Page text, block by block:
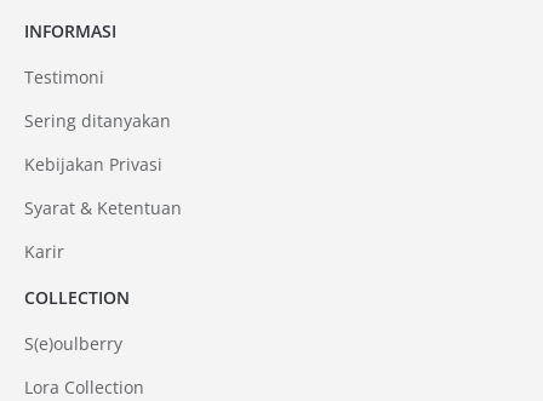
INFORMASI
Testimoni
Sering ditanyakan
Kebijakan Privasi
Syarat & Ketentuan
Karir
COLLECTION
S(e)oulberry
Lora Collection